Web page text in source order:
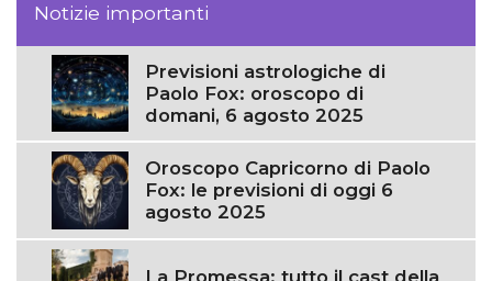
Notizie importanti
Previsioni astrologiche di
Paolo Fox: oroscopo di
domani, 6 agosto 2025
Oroscopo Capricorno di Paolo
Fox: le previsioni di oggi 6
agosto 2025
La Promessa: tutto il cast della